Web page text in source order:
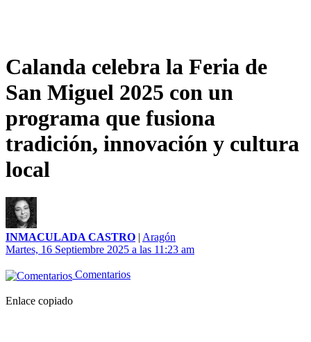
Calanda celebra la Feria de
San Miguel 2025 con un
programa que fusiona
tradición, innovación y cultura
local
INMACULADA CASTRO | Aragón
Martes, 16 Septiembre 2025 a las 11:23 am
Comentarios
Enlace copiado